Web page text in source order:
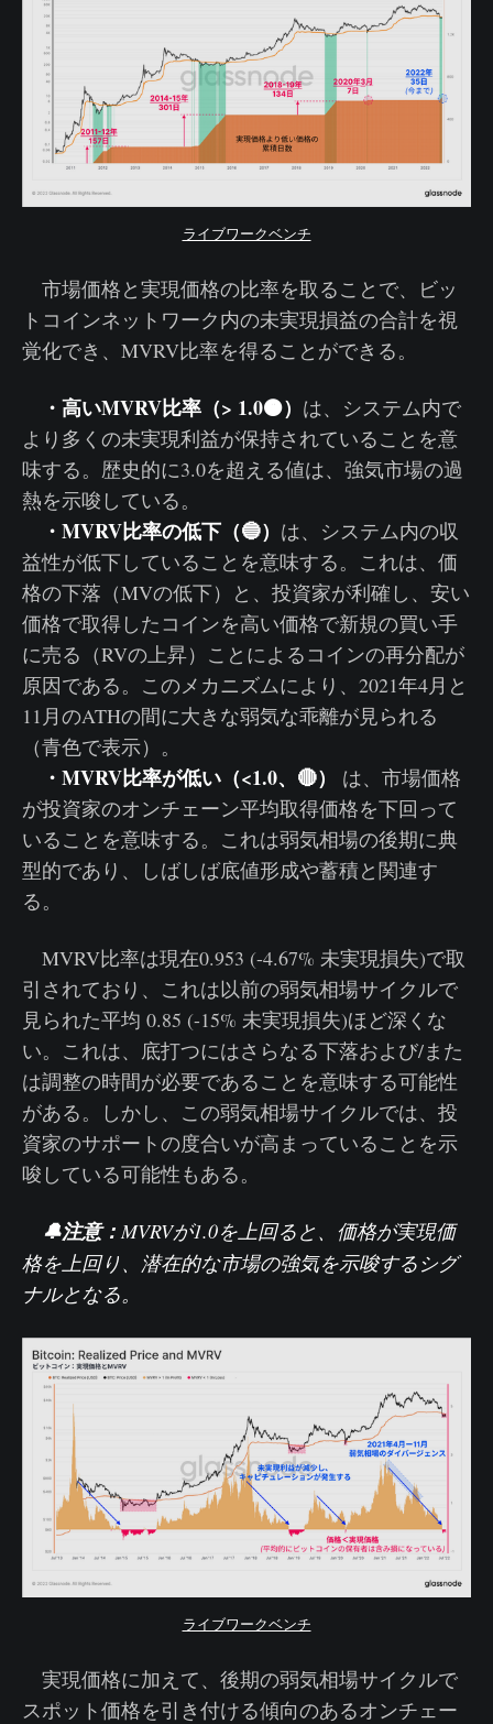
ライブワークベンチ
市場価格と実現価格の比率を取ることで、ビッ
トコインネットワーク内の未実現損益の合計を視
覚化でき、MVRV比率を得ることができる。
・高いMVRV比率（> 1.0🟠） は、システム内で
より多くの未実現利益が保持されていることを意
味する。歴史的に3.0を超える値は、強気市場の過
熱を示唆している。
・MVRV比率の低下（🔵） は、システム内の収
益性が低下していることを意味する。これは、価
格の下落（MVの低下）と、投資家が利確し、安い
価格で取得したコインを高い価格で新規の買い手
に売る（RVの上昇）ことによるコインの再分配が
原因である。このメカニズムにより、2021年4月と
11月のATHの間に大きな弱気な乖離が見られる
（青色で表示）。
・MVRV比率が低い（<1.0、🔴）
は、市場価格
が投資家のオンチェーン平均取得価格を下回って
いることを意味する。これは弱気相場の後期に典
型的であり、しばしば底値形成や蓄積と関連す
る。
MVRV比率は現在0.953 (-4.67% 未実現損失)で取
引されており、これは以前の弱気相場サイクルで
見られた平均 0.85 (-15% 未実現損失)ほど深くな
い。これは、底打つにはさらなる下落および/また
は調整の時間が必要であることを意味する可能性
がある。しかし、この弱気相場サイクルでは、投
資家のサポートの度合いが高まっていることを示
唆している可能性もある。
🔔注意：MVRVが1.0を上回ると、価格が実現価
格を上回り、潜在的な市場の強気を示唆するシグ
ナルとなる。
ライブワークベンチ
実現価格に加えて、後期の弱気相場サイクルで
スポット価格を引き付ける傾向のあるオンチェー